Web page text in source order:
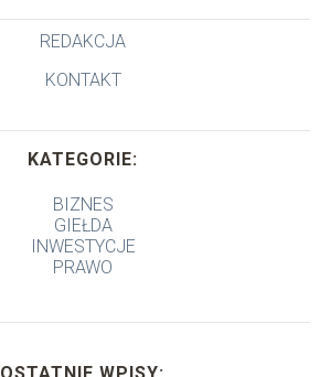
REDAKCJA
KONTAKT
KATEGORIE:
BIZNES
GIEŁDA
INWESTYCJE
PRAWO